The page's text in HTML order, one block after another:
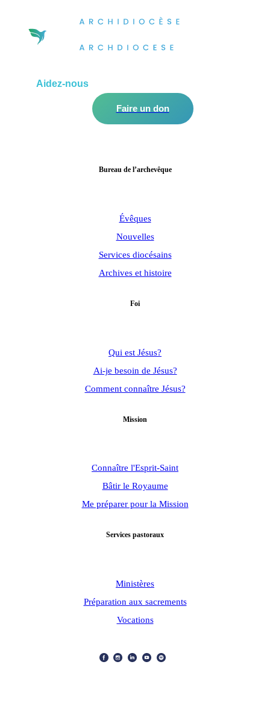
Aidez-nous
Faire un don
Bureau de l’archevêque
Évêques
Nouvelles
Services diocésains
Archives et histoire
Foi
Qui est Jésus?
Ai-je besoin de Jésus?
Comment connaître Jésus?
Mission
Connaître l'Esprit-Saint
Bâtir le Royaume
Me préparer pour la Mission
Services pastoraux
Ministères
Préparation aux sacrements
Vocations